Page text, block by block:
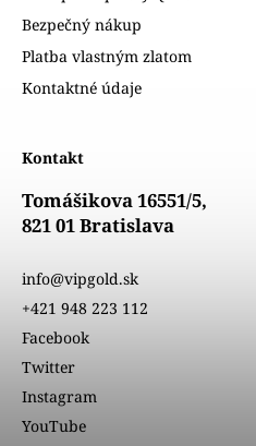
Bezpečný nákup
Platba vlastným zlatom
Kontaktné údaje
Kontakt
Tomášikova 16551/5,
821 01 Bratislava
info@vipgold.sk
+421 948 223 112
Facebook
Twitter
Instagram
YouTube